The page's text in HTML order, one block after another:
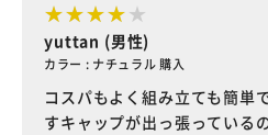
yuttan (男性)
カラー : ナチュラル 購入
コスパもよく組み立ても簡単
すキャップが出っ張っている